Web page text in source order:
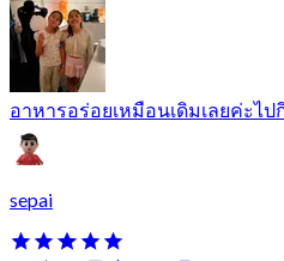
อาหารอร่อยเหมือนเดิมเลยค่ะไ
sepai